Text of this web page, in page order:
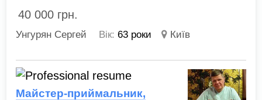
40 000 грн.
Унгурян Сергей Вік: 63 роки Київ
Майстер-приймальник,